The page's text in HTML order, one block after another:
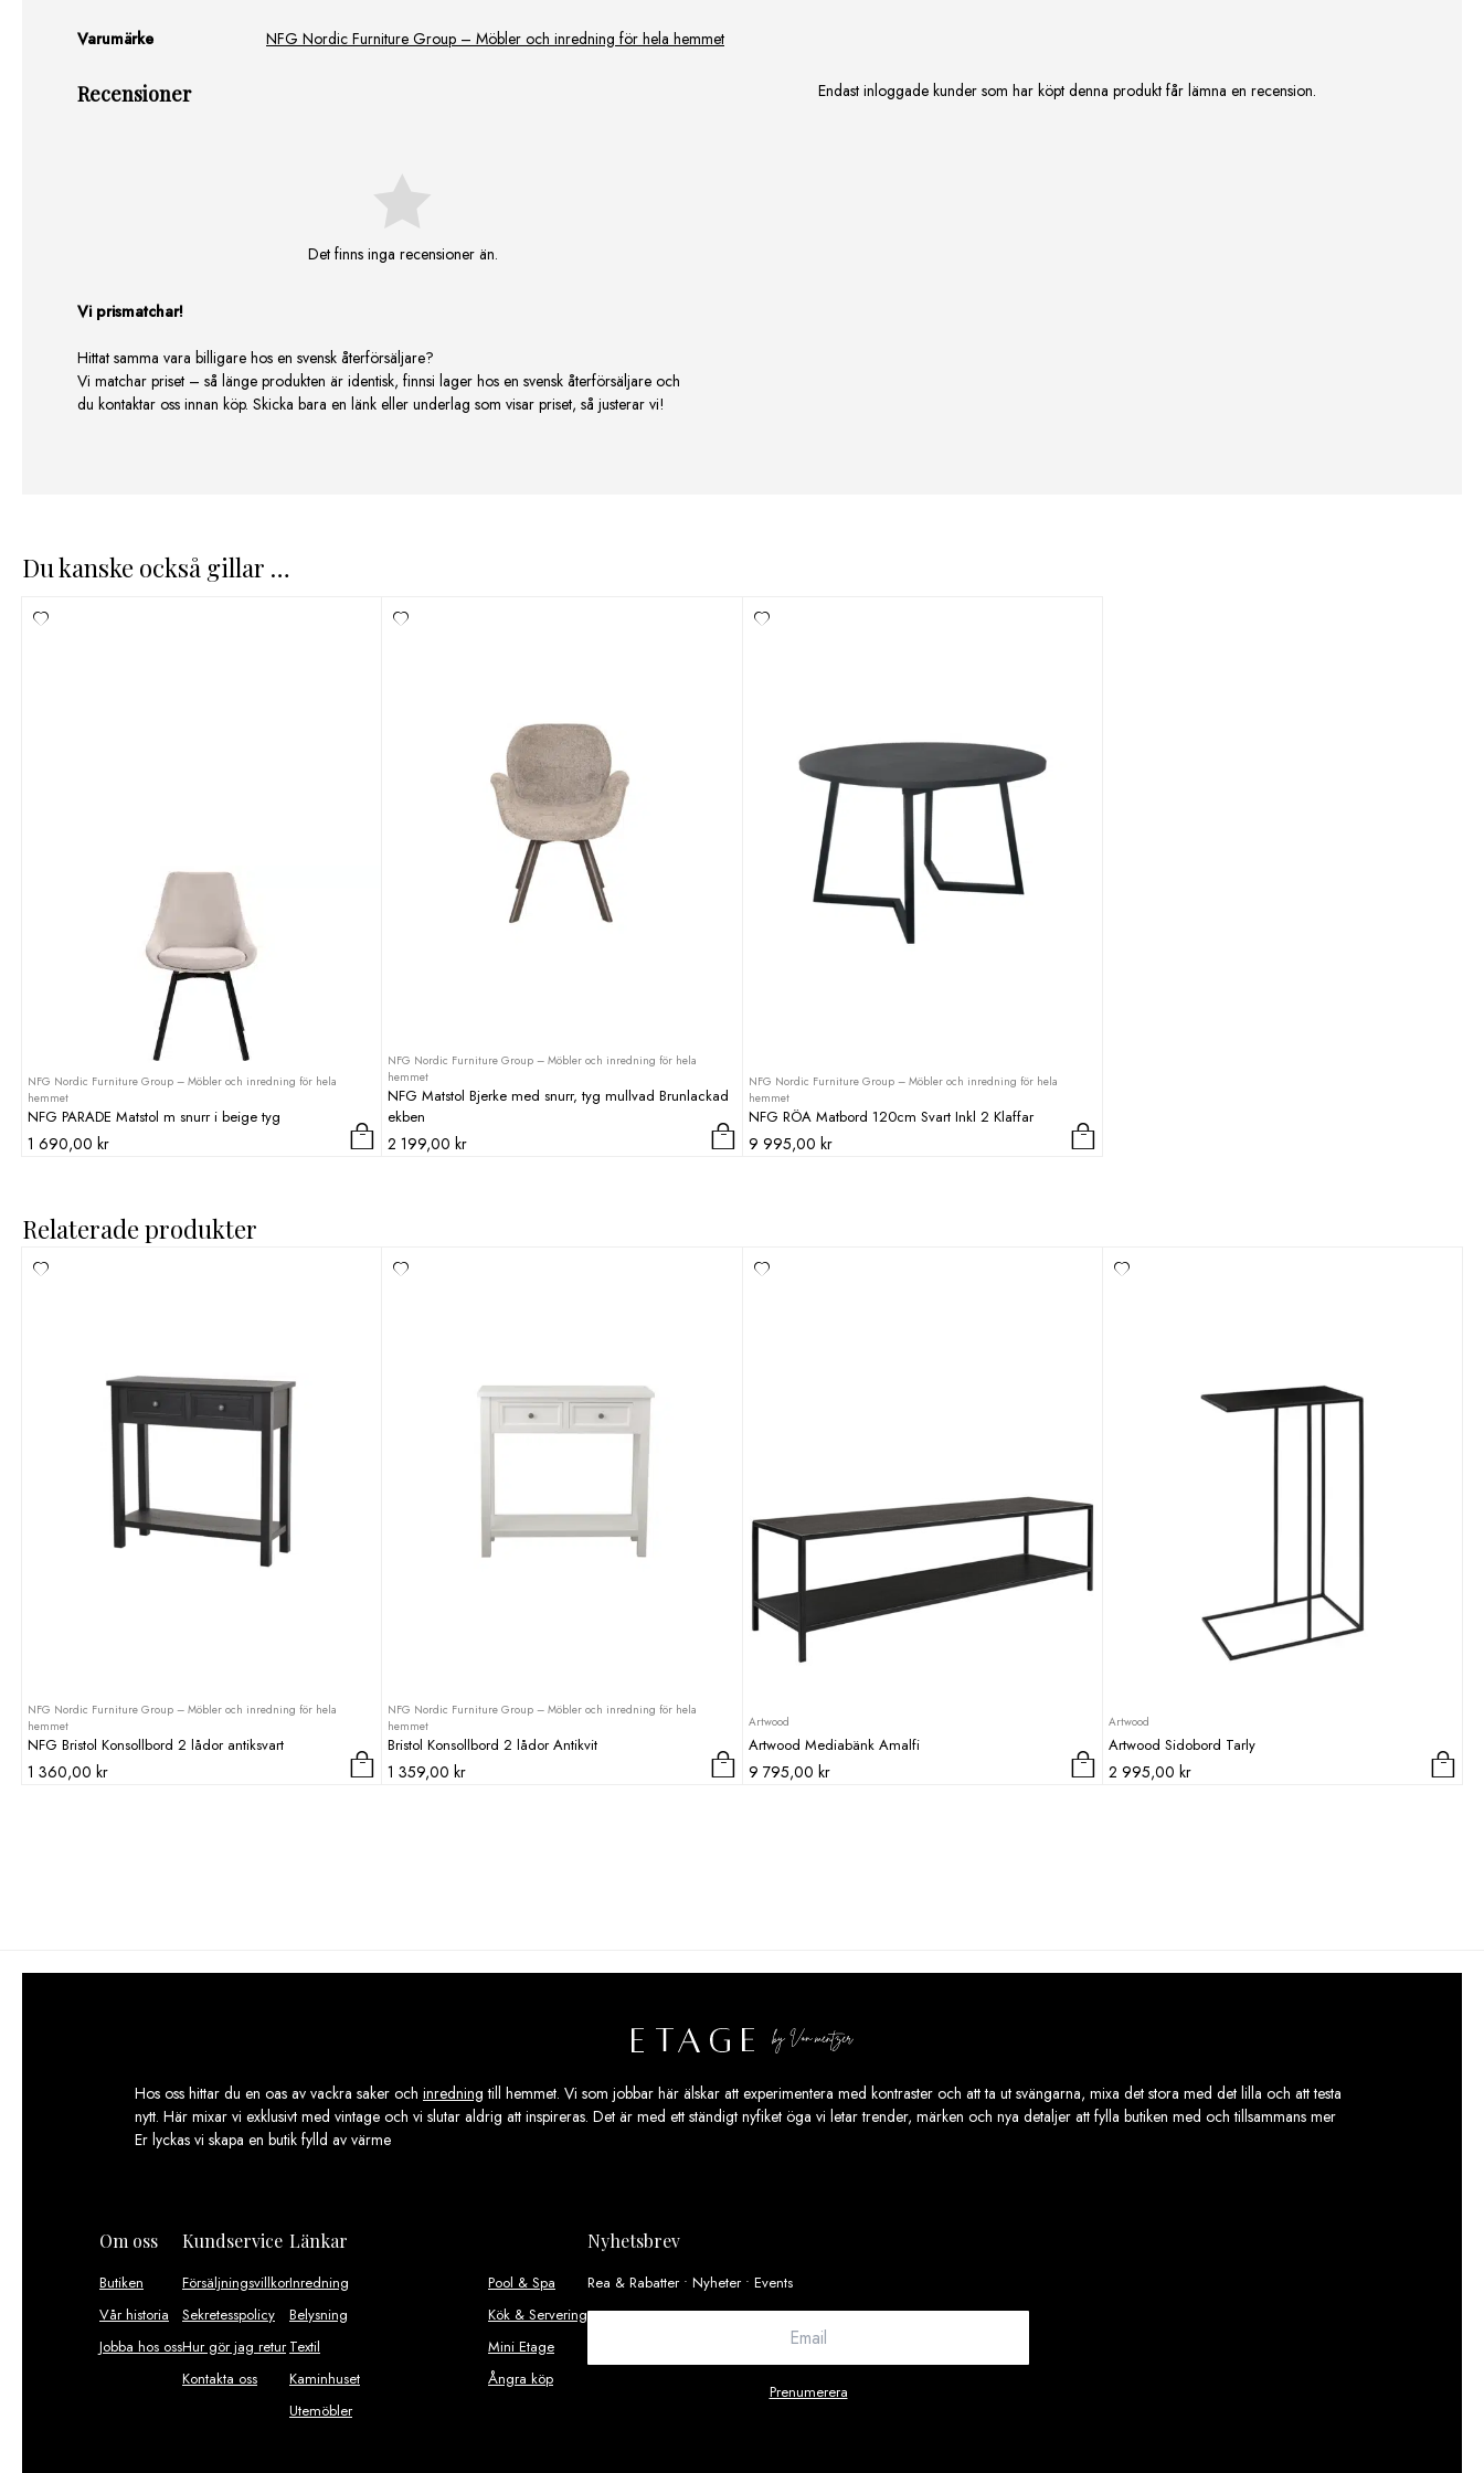
Varumärke NFG Nordic Furniture Group – Möbler och inredning för hela hemmet
Recensioner
Det finns inga recensioner än.
Endast inloggade kunder som har köpt denna produkt får lämna en recension.
Vi prismatchar!
Hittat samma vara billigare hos en svensk återförsäljare?
Vi matchar priset – så länge produkten är identisk, finnsi lager hos en svensk återförsäljare och
du kontaktar oss innan köp. Skicka bara en länk eller underlag som visar priset, så justerar vi!
Du kanske också gillar …
NFG Nordic Furniture Group – Möbler och inredning för hela
hemmet
NFG PARADE Matstol m snurr i beige tyg
1 690,00 kr
NFG Nordic Furniture Group – Möbler och inredning för hela
hemmet
NFG Matstol Bjerke med snurr, tyg mullvad Brunlackad
ekben
2 199,00kr
NFG Nordic Furniture Group – Möbler och inredning för hela
hemmet
NFG RÖA Matbord 120cm Svart Inkl 2 Klaffar
9 995,00 kr
Relaterade produkter
NFG Nordic Furniture Group – Möbler och inredning för hela
hemmet
NFG Bristol Konsollbord 2 lådor antiksvart
1 360,00 kr
NFG Nordic Furniture Group – Möbler och inredning för hela
hemmet
Bristol Konsollbord 2 lådor Antikvit
1 359,00kr
Artwood
Artwood Mediabänk Amalfi
9 795,00 kr
Artwood
Artwood Sidobord Tarly
2 995,00 kr
Hos oss hittar du en oas av vackra saker och inredning till hemmet. Vi som jobbar här älskar att experimentera med kontraster och att ta ut svängarna, mixa det stora med det lilla och att testa
nytt. Här mixar vi exklusivt med vintage och vi slutar aldrig att inspireras. Det är med ett ständigt nyfiket öga vi letar trender, märken och nya detaljer att fylla butiken med och tillsammans mer
Er lyckas vi skapa en butik fylld av värme
Om oss
Butiken
Vår historia
Jobba hos oss
Kundservice
Försäljningsvillkor
Sekretesspolicy
Hur gör jag retur
Kontakta oss
Länkar
Inredning
Belysning
Textil
Kaminhuset
Utemöbler
Pool & Spa
Kök & Servering
Mini Etage
Ångra köp
Nyhetsbrev
Rea & Rabatter • Nyheter • Events
Prenumerera